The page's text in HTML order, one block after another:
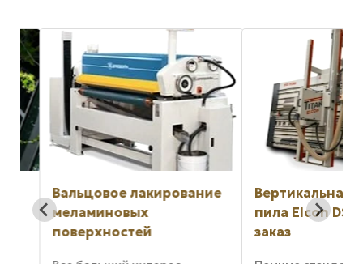
Вальцовое лакирование
меламиновых
поверхностей
Вертикальная
пила Elcon DSD
заказ